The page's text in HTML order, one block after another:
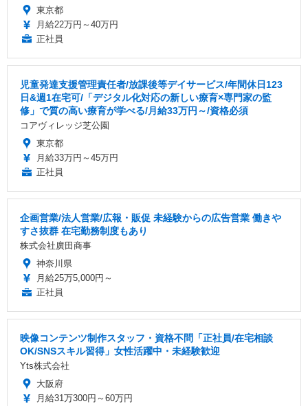
東京都
月給22万円～40万円
正社員
児童発達支援管理責任者/放課後等デイサービス/年間休日123
日&週1在宅可/「デジタル化対応の新しい療育×専門家の監
修」で質の高い療育が学べる/月給33万円～/資格必須
コアヴィレッジ芝公園
東京都
月給33万円～45万円
正社員
企画営業/法人営業/広報・販促 未経験からの広告営業 働きや
すさ抜群 在宅勤務制度もあり
株式会社廣田商事
神奈川県
月給25万5,000円～
正社員
映像コンテンツ制作スタッフ・資格不問「正社員/在宅相談
OK/SNSスキル習得」女性活躍中・未経験歓迎
Yts株式会社
大阪府
月給31万300円～60万円